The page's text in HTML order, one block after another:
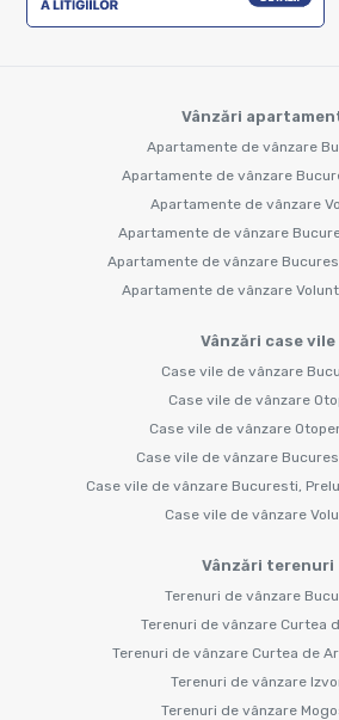
Vânzări
Apartamente de vânzare
Apartamente de vânzare
Apartamente de vânzare
Apartamente de vânzare
Apartamente de vânzare
Apartamente de vânzare
Vânzări case vile
Case vile de vânzare
Case vile de vânzare
Case vile de vânzare
Case vile de vânzare
Case vile de vânzare Bucuresti,
Case vile de vânzare
Vânzări terenuri
Terenuri de vânzare
Terenuri de vânzare Curtea
Terenuri de vânzare Curtea de
Terenuri de vânzare
Terenuri de vânzare